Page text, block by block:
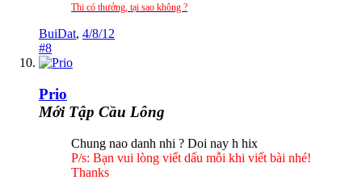
Thi có thưởng, tại sao không ?
BuiDat, 4/8/12
#8
Prio
Mới Tập Cầu Lông
Chung nao danh nhi ? Doi nay h hix
P/s: Bạn vui lòng viết dấu mỗi khi viết bài nhé!
Thanks